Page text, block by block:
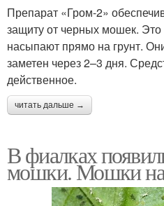
Препарат «Гром-2»
защиту от черных мошек.
насыпают прямо на грунт.
заметен через 2–3 дня.
действенное.
читать дальше →
В фиалках
мошки. Мошки